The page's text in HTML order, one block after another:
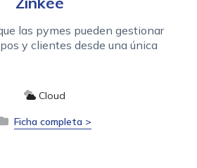
las pymes pueden gestionar
y clientes desde una única
Cloud
Ficha completa >